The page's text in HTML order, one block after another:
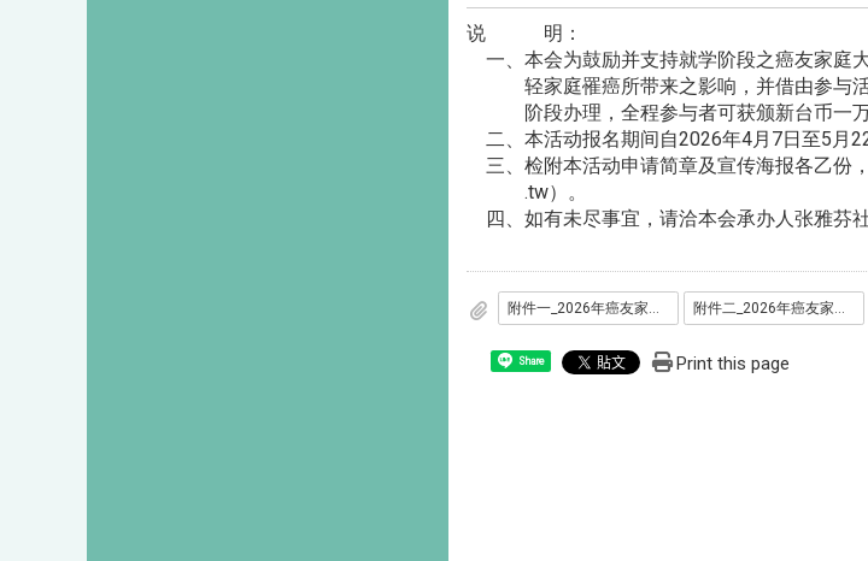
说 明：
一、本会为鼓励并支持就学阶段之癌友家庭
轻家庭罹癌所带来之影响，并借由参与活
阶段办理，全程参与者可获颁新台币一万
二、本活动报名期间自2026年4月7日至5月
三、检附本活动申请简章及宣传海报各乙份
.tw）。
四、如有未尽事宜，请洽本会承办人张雅芬
附件一_2026年癌友家庭大专子女-希望种子行动计画简章及申请表.pdf 附件二_2026年癌友家庭大专子女-希望种子行动计画海报.png
Share Print this page